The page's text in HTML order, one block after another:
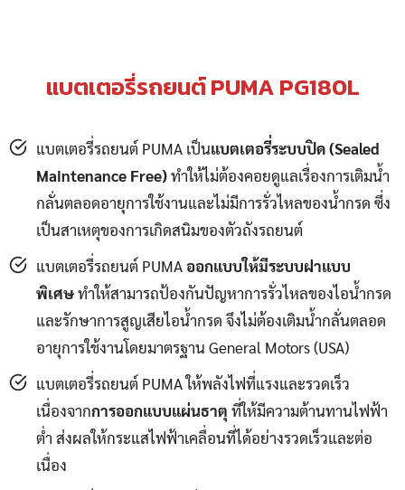
แบตเตอรี่รถยนต์ PUMA PG180L
แบตเตอรี่รถยนต์ PUMA เป็นแบตเตอรี่ระบบปิด (Sealed
Maintenance Free)ทำให้ไม่ต้องคอยดูแลเรื่องการเติมน้ำ
กลั่นตลอดอายุการใช้งานและไม่มีการรั่วไหลของน้ำกรด ซึ่ง
เป็นสาเหตุของการเกิดสนิมของตัวถังรถยนต์
แบตเตอรี่รถยนต์ PUMAออกแบบให้มีระบบฝาแบบ
พิเศษทำให้สามารถป้องกันปัญหาการรั่วไหลของไอน้ำกรด
และรักษาการสูญเสียไอน้ำกรด จึงไม่ต้องเติมน้ำกลั่นตลอด
อายุการใช้งานโดยมาตรฐาน General Motors (USA)
แบตเตอรี่รถยนต์ PUMA ให้พลังไฟที่แรงและรวดเร็ว
เนื่องจากการออกแบบแผ่นธาตุ ที่ให้มีความต้านทานไฟฟ้า
ต่ำ ส่งผลให้กระแสไฟฟ้าเคลื่อนที่ได้อย่างรวดเร็วและต่อ
เนื่อง